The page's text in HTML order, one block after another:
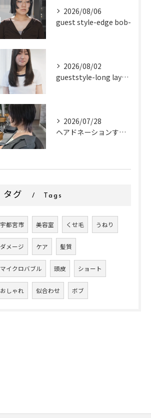
2026/08/06
guest style-edge bob-
2026/08/02
gueststyle-long layer-
2026/07/28
ヘアドネーションするお客様✂
タグ Tags
宇都宮市 美容室 くせ毛 うねり
ダメージ ケア 髪質
マイクロバブル 頭皮 ショート
おしゃれ 似合わせ ボブ